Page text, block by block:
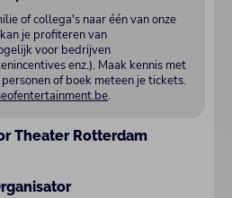
of collega's naar één van onze
je profiteren van
voor bedrijven
enz.). Maak kennis met
of boek meteen je tickets.
.
Theater Rotterdam